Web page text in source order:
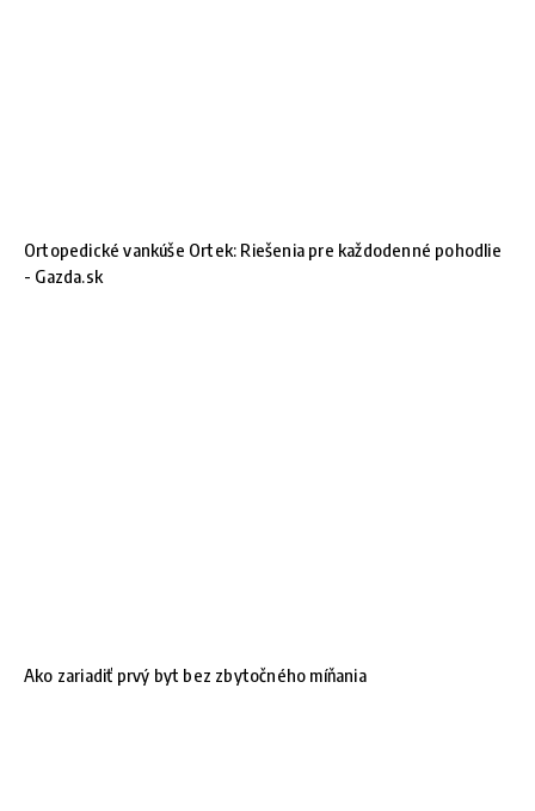
Ortopedické vankúše Ortek: Riešenia pre každodenné pohodlie
- Gazda.sk
Ako zariadiť prvý byt bez zbytočného míňania